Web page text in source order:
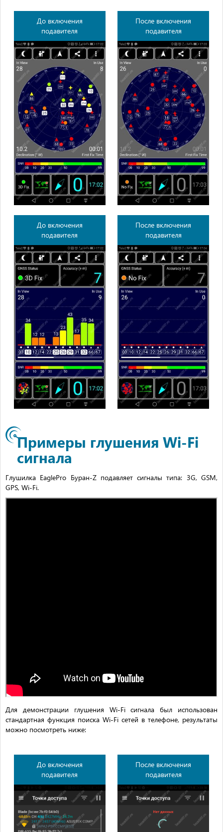
До включения
подавителя
После включения
подавителя
До включения
подавителя
После включения
подавителя
Примеры глушения Wi-Fi
сигнала
Глушилка EaglePro Буран-Z подавляет сигналы типа: 3G, GSM,
GPS, Wi-Fi.
Для демонстрации глушения Wi-Fi сигнала был использован
стандартная функция поиска Wi-Fi сетей в телефоне, результаты
можно посмотреть ниже:
До включения
подавителя
После включения
подавителя